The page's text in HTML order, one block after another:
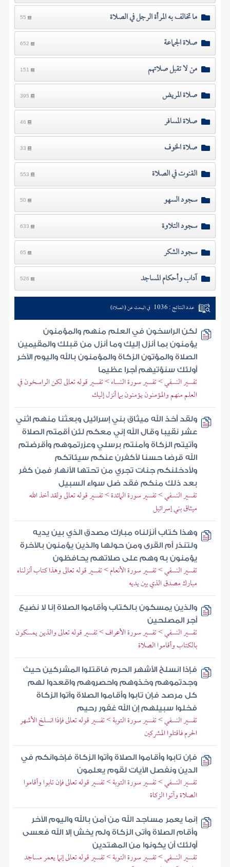
ما تخالف به المرأة الرجل في الصلاة 55
صلاة الجماعة 652
من لا تقبل صلاتهم 151
صلاة المريض 395
صلاة المسافر 46
صلاة الخوف 33
القنوت في الصلاة 553
سجود السهو 50
سجود التلاوة 633
سجود الشكر 65
آداب وأحكام المساجد 526
عدد النتائج : 1036 في البحث عن (الصلاة)
لكن الراسخون في العلم منهم والمؤمنون
يؤمنون بما أنزل إليك وما أنزل من قبلك والمقيمين
الصلاة والمؤتون الزكاة والمؤمنون بالله واليوم الآخر
أولئك سنؤتيهم أجرا عظيما
تفسير النسفي > تفسير سورة النساء > تفسير قوله تعالى لكن الراسخون في
العلم منهم والمؤمنون يؤمنون بما أنزل إليك
ولقد أخذ الله ميثاق بني إسرائيل وبعثنا منهم اثني
عشر نقيبا وقال الله إني معكم لئن أقمتم الصلاة
وآتيتم الزكاة وآمنتم برسلي وعزرتموهم وأقرضتم
الله قرضا حسنا لأكفرن عنكم سيئاتكم
ولأدخلنكم جنات تجري من تحتها الأنهار فمن كفر
بعد ذلك منكم فقد ضل سواء السبيل
تفسير النسفي > تفسير سورة المائدة > تفسير قوله تعالى ولقد أخذ الله
ميثاق بني إسرائيل
وهذا كتاب أنزلناه مبارك مصدق الذي بين يديه
ولتنذر أم القرى ومن حولها والذين يؤمنون بالآخرة
يؤمنون به وهم على صلاتهم يحافظون
تفسير النسفي > تفسير سورة الأنعام > تفسير قوله تعالى وهذا كتاب أنزلناه
مبارك مصدق الذي بين يديه
والذين يمسكون بالكتاب وأقاموا الصلاة إنا لا نضيع
أجر المصلحين
تفسير النسفي > تفسير سورة الأعراف > تفسير قوله تعالى والذين يمسكون
بالكتاب وأقاموا الصلاة
فإذا انسلخ الأشهر الحرم فاقتلوا المشركين حيث
وجدتموهم وخذوهم واحصروهم واقعدوا لهم
كل مرصد فإن تابوا وأقاموا الصلاة وآتوا الزكاة
فخلوا سبيلهم إن الله غفور رحيم
تفسير النسفي > تفسير سورة التوبة > تفسير قوله تعالى فإذا انسلخ الأشهر
الحرم فاقتلوا المشركين
فإن تابوا وأقاموا الصلاة وآتوا الزكاة فإخوانكم في
الدين ونفصل الآيات لقوم يعلمون
تفسير النسفي > تفسير سورة التوبة > تفسير قوله تعالى فإن تابوا وأقاموا
الصلاة وآتوا الزكاة
إنما يعمر مساجد الله من آمن بالله واليوم الآخر
وأقام الصلاة وآتى الزكاة ولم يخش إلا الله فعسى
أولئك أن يكونوا من المهتدين
تفسير النسفي > تفسير سورة التوبة > تفسير قوله تعالى إنما يعمر مساجد